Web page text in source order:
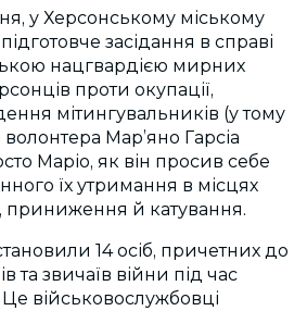
у Херсонському міському
засідання в справі
нацгвардією мирних
проти окупації,
мітингувальників (у тому
волонтера Мар’яно Гарсіа
Маріо, як він просив себе
їх утримання в місцях
приниження й катування.
14 осіб, причетних до
та звичаїв війни під час
Це військовослужбовці